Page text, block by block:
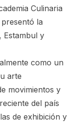
Culinaria
la
Estambul y
como un
arte
movimientos y
del país
de exhibición y